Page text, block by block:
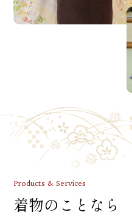
Products & Services
着物のことなら